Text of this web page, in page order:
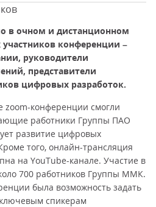
в очном и дистанционном
конференции –
руководители
представители
цифровых разработок.
конференции смогли
работники Группы ПАО
развитие цифровых
того, онлайн-трансляция
на YouTube-канале. Участие в
700 работников Группы ММК.
была возможность задать
спикерам